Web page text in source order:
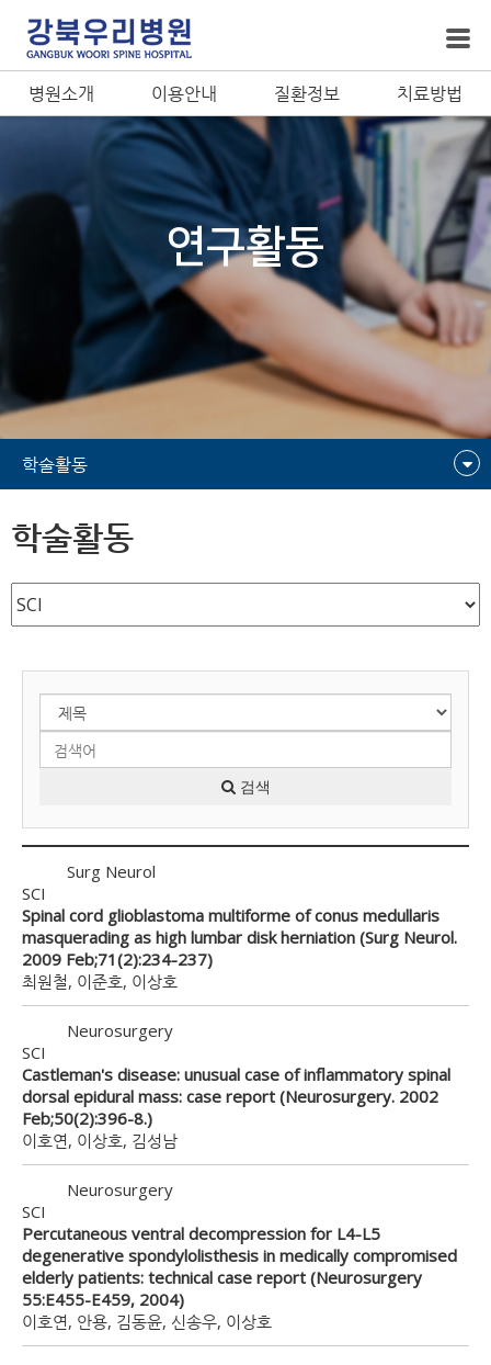
병원소개 이용안내 질환정보 치료방법
연구활동
학술활동
학술활동
검색
Surg Neurol
SCI
Spinal cord glioblastoma multiforme of conus medullaris
masquerading as high lumbar disk herniation (Surg Neurol.
2009 Feb;71(2):234-237)
최원철, 이준호, 이상호
Neurosurgery
SCI
Castleman's disease: unusual case of inflammatory spinal
dorsal epidural mass: case report (Neurosurgery. 2002
Feb;50(2):396-8.)
이호연, 이상호, 김성남
Neurosurgery
SCI
Percutaneous ventral decompression for L4-L5
degenerative spondylolisthesis in medically compromised
elderly patients: technical case report (Neurosurgery
55:E455-E459, 2004)
이호연, 안용, 김동윤, 신송우, 이상호